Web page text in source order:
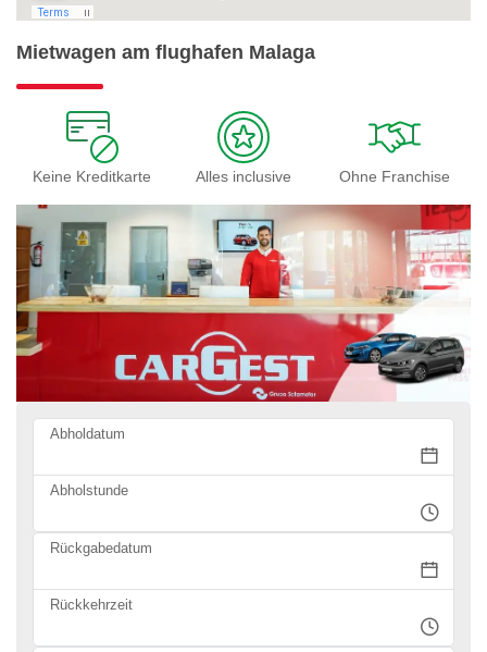
Mietwagen am flughafen Malaga
Keine Kreditkarte Alles inclusive Ohne Franchise
Abholdatum
Abholstunde
Rückgabedatum
Rückkehrzeit